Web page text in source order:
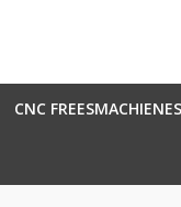
CNC FREESMACHIENES